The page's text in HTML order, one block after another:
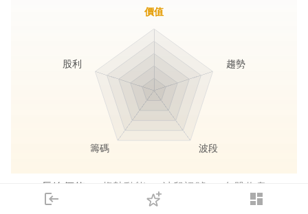
login dashboard
下單
長線價值 趨勢動能 波段訊號 存股收息
價值
趨勢
波段
籌碼
股利